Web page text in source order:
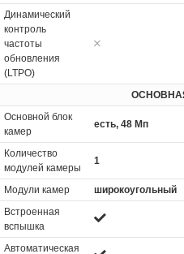
Динамический
контроль
частоты
обновления
(LTPO)
Основной блок
камер
есть, 48 Мп
Количество
модулей камеры
1
Модули камер
широкоугольный
Встроенная
вспышка
Автоматическая